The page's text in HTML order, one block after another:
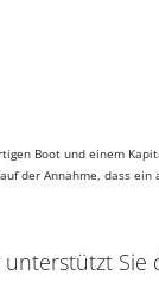
Boot und einem
der Annahme, dass